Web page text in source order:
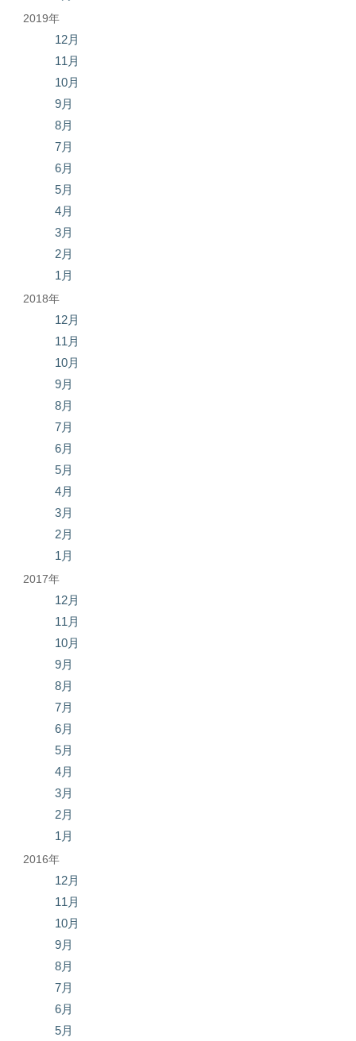
2019年
12月
11月
10月
9月
8月
7月
6月
5月
4月
3月
2月
1月
2018年
12月
11月
10月
9月
8月
7月
6月
5月
4月
3月
2月
1月
2017年
12月
11月
10月
9月
8月
7月
6月
5月
4月
3月
2月
1月
2016年
12月
11月
10月
9月
8月
7月
6月
5月